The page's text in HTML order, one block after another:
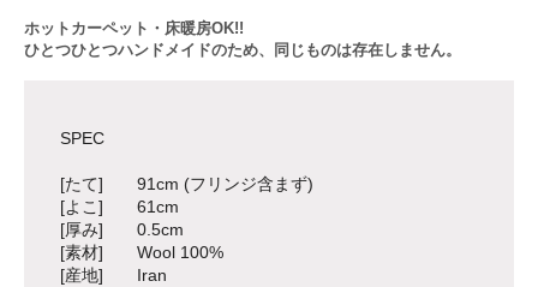
ホットカーペット・床暖房OK!!
ひとつひとつハンドメイドのため、同じものは存在しません。
SPEC
[たて] 91cm (フリンジ含まず)
[よこ] 61cm
[厚み] 0.5cm
[素材] Wool 100%
[産地] Iran